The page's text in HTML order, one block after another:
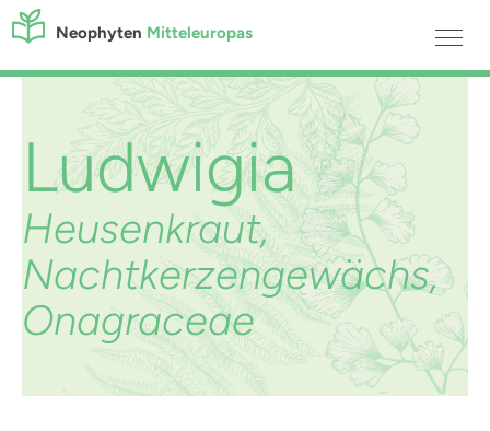
Neophyten Mitteleuropas
Ludwigia
Heusenkraut,
Nachtkerzengewächs,
Onagraceae